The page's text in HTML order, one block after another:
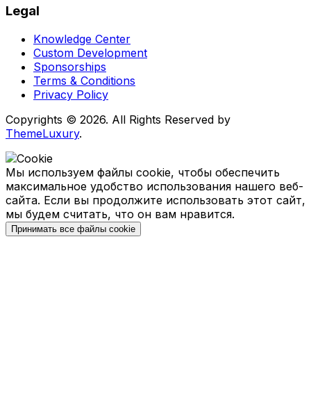
Legal
Knowledge Center
Custom Development
Sponsorships
Terms & Conditions
Privacy Policy
Copyrights © 2026. All Rights Reserved by
ThemeLuxury.
Мы используем файлы cookie, чтобы обеспечить
максимальное удобство использования нашего веб-
сайта. Если вы продолжите использовать этот сайт,
мы будем считать, что он вам нравится.
Принимать все файлы cookie